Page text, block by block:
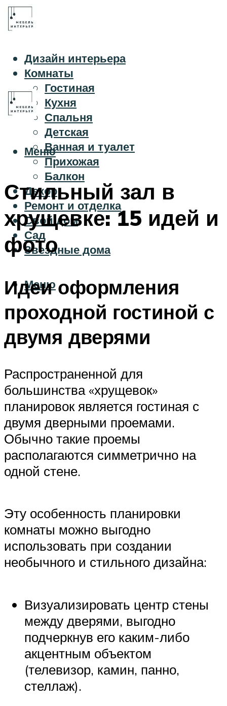
Дизайн интерьера
Комнаты
Гостиная
Кухня
Спальня
Детская
Ванная и туалет
Прихожая
Балкон
Декор
Ремонт и отделка
Свой дом
Сад
Звездные дома
Меню
Меню
Стильный зал в
хрущевке: 15 идей и
фото
Идеи оформления
проходной гостиной с
двумя дверями
Распространенной для
большинства «хрущевок»
планировок является гостиная с
двумя дверными проемами.
Обычно такие проемы
располагаются симметрично на
одной стене.
Эту особенность планировки
комнаты можно выгодно
использовать при создании
необычного и стильного дизайна:
Визуализировать центр стены
между дверями, выгодно
подчеркнув его каким-либо
акцентным объектом
(телевизор, камин, панно,
стеллаж).